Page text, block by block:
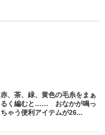
赤、茶、緑、黄色の毛糸をまぁ
るく編むと…… おなかが鳴っ
ちゃう便利アイテムが26...